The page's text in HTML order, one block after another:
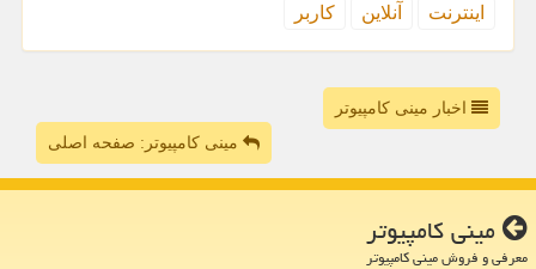
اینترنت
آنلاین كاربر
اخبار مینی کامپیوتر
مینی کامپیوتر: صفحه اصلی
مینی كامپیوتر
معرفی و فروش مینی کامپیوتر